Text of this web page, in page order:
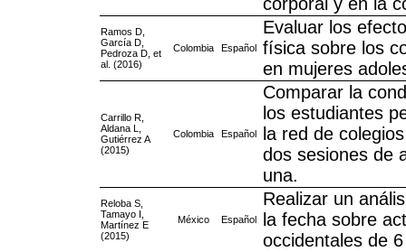
Ramos D,
García D,
Pedroza D, et
al. (2016)
Colombia Español
Evaluar los
física sobre los
en mujeres
Carrillo R,
Aldana L,
Gutiérrez A
(2015)
Colombia Español
Comparar la
los estudiantes
la red de
dos sesiones de
una.
Reloba S,
Tamayo I,
Martínez E
(2015)
México Español
Realizar un
la fecha sobre
occidentales de